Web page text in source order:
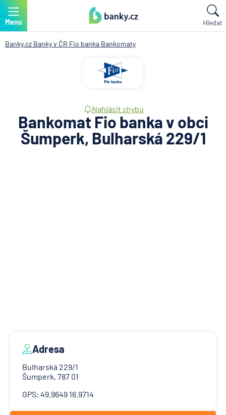
Menu Hledat
Banky.cz Banky v ČR Fio banka Bankomaty
Nahlásit chybu
Bankomat Fio banka v obci
Šumperk, Bulharská 229/1
Adresa
Bulharská 229/1
Šumperk, 787 01
GPS: 49.9649 16.9714